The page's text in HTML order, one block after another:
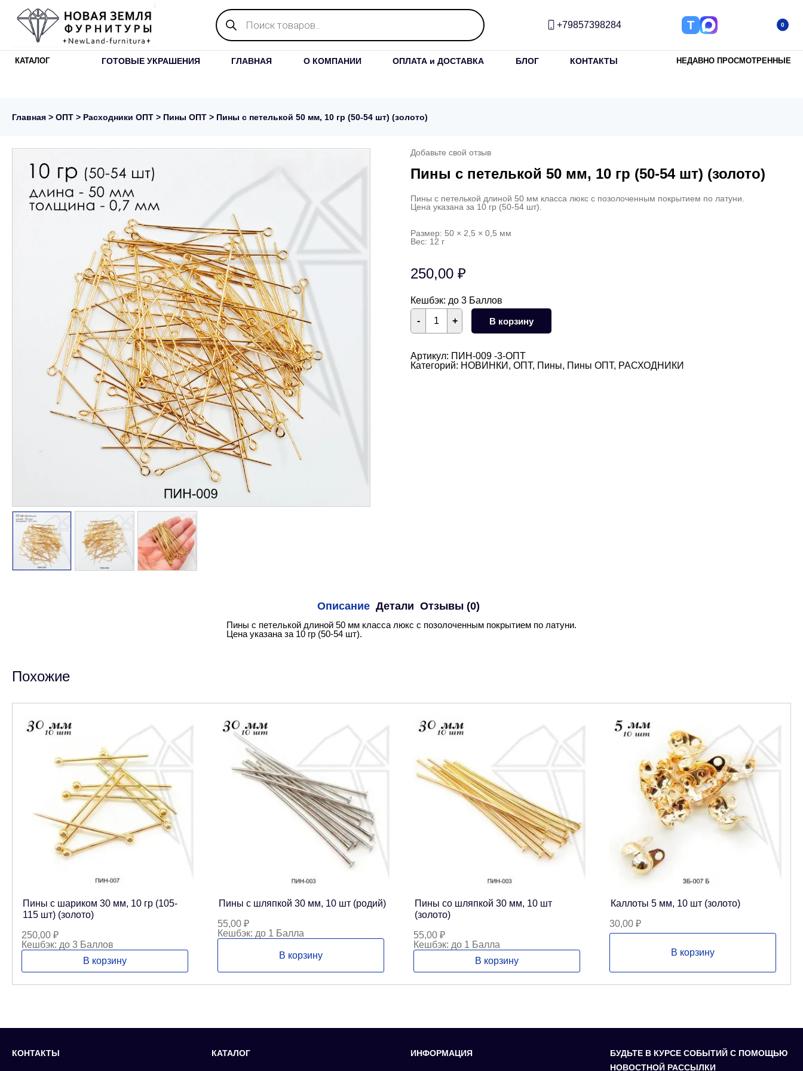
Поиск
товаров
+79857398284 Т 0
КАТАЛОГ ГОТОВЫЕ УКРАШЕНИЯ ГЛАВНАЯ О КОМПАНИИ ОПЛАТА и ДОСТАВКА БЛОГ КОНТАКТЫ НЕДАВНО ПРОСМОТРЕННЫЕ
Главная > ОПТ > Расходники ОПТ > Пины ОПТ > Пины с петелькой 50 мм, 10 гр (50-54 шт) (золото)
Добавьте свой отзыв
Пины с петелькой 50 мм, 10 гр (50-54 шт) (золото)
Пины с петелькой длиной 50 мм класса люкс с позолоченным покрытием по латуни.
Цена указана за 10 гр (50-54 шт).
Размер: 50 × 2,5 × 0,5 мм
Вес: 12 г
250,00 ₽
Кешбэк: до 3 Баллов
+
Количество
товара
Пины
петелькой
50
мм,
- В корзину
Артикул: ПИН-009 -3-ОПТ
Категорий: НОВИНКИ , ОПТ, Пины, Пины ОПТ, РАСХОДНИКИ
Описание Детали Отзывы (0)
Пины с петелькой длиной 50 мм класса люкс с позолоченным покрытием по латуни.
Цена указана за 10 гр (50-54 шт).
Похожие
Пины с шариком 30 мм, 10 гр (105-
115 шт) (золото)
250,00 ₽
Кешбэк: до 3 Баллов
В корзину
Пины с шляпкой 30 мм, 10 шт (родий)
55,00 ₽
Кешбэк: до 1 Балла
В корзину
Пины со шляпкой 30 мм, 10 шт
(золото)
55,00 ₽
Кешбэк: до 1 Балла
В корзину
Каллоты 5 мм, 10 шт (золото)
30,00 ₽
В корзину
КОНТАКТЫ КАТАЛОГ ИНФОРМАЦИЯ
БУДЬТЕ В КУРСЕ СОБЫТИЙ С ПОМОЩЬЮ
НОВОСТНОЙ РАССЫЛКИ